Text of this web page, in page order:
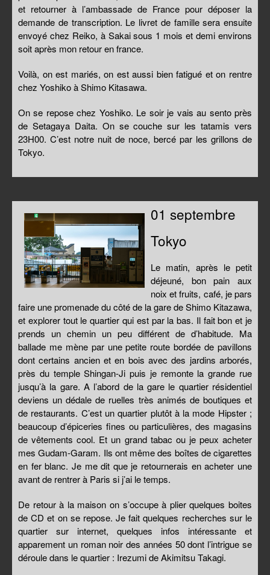
et retourner à l’ambassade de France pour déposer la
demande de transcription. Le livret de famille sera ensuite
envoyé chez Reiko, à Sakai sous 1 mois et demi environs
soit après mon retour en france.
Voilà, on est mariés, on est aussi bien fatigué et on rentre
chez Yoshiko à Shimo Kitasawa.
On se repose chez Yoshiko. Le soir je vais au sento près
de Setagaya Daita. On se couche sur les tatamis vers
23H00. C’est notre nuit de noce, bercé par les grillons de
Tokyo.
01 septembre
Tokyo
Le matin, après le petit
déjeuné, bon pain aux
noix et fruits, café, je pars
faire une promenade du côté de la gare de Shimo Kitazawa,
et explorer tout le quartier qui est par la bas. Il fait bon et je
prends un chemin un peu différent de d’habitude. Ma
ballade me mène par une petite route bordée de pavillons
dont certains ancien et en bois avec des jardins arborés,
près du temple Shingan-Ji puis je remonte la grande rue
jusqu’à la gare. A l’abord de la gare le quartier résidentiel
deviens un dédale de ruelles très animés de boutiques et
de restaurants. C’est un quartier plutôt à la mode Hipster ;
beaucoup d’épiceries fines ou particulières, des magasins
de vêtements cool. Et un grand tabac ou je peux acheter
mes Gudam-Garam. Ils ont même des boîtes de cigarettes
en fer blanc. Je me dit que je retournerais en acheter une
avant de rentrer à Paris si j’ai le temps.
De retour à la maison on s’occupe à plier quelques boites
de CD et on se repose. Je fait quelques recherches sur le
quartier sur internet, quelques infos intéressante et
apparement un roman noir des années 50 dont l’intrigue se
déroule dans le quartier : Irezumi de Akimitsu Takagi.